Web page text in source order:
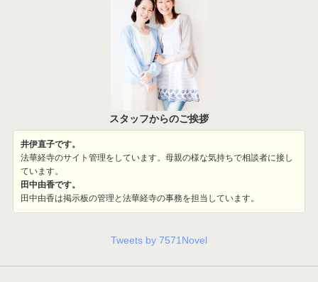
スタッフからのご挨拶
井伊直子です。
法華経寺のサイト管理をしています。母親の様な気持ちで相談者に接し
ています。
田中由香です。
田中由香は掲示板の管理と法華経寺の事務を担当しています。
Tweets by 7571Novel